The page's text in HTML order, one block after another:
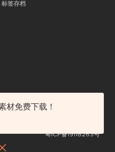
标签存档
秀的设计。素材包含了APP设计、
代码、样机素材、插画图片、附加
粤ICP备19118263号
材免费下载！